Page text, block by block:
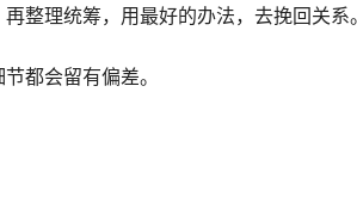
图用自己的想法去挽回，是没有效果的。
不甘情不愿的。